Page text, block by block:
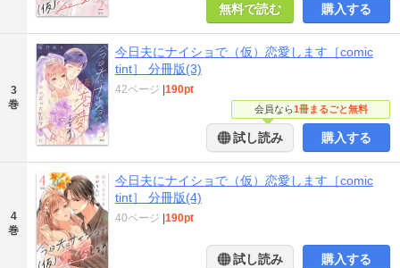
無料で読む 購入する
3
巻
今日夫にナイショで（仮）恋愛します［comic
tint］ 分冊版(3)
会員なら1冊まるごと無料
42ページ |190pt
試し読み 購入する
4
巻
今日夫にナイショで（仮）恋愛します［comic
tint］ 分冊版(4)
40ページ |190pt
試し読み 購入する